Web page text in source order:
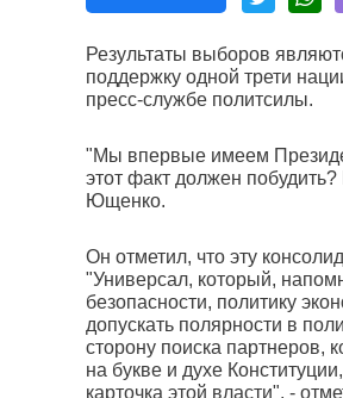
Результаты выборов
поддержку одной трети
пресс-службе политсилы.
"Мы впервые имеем
этот факт должен
Ющенко.
Он отметил, что эту
"Универсал, который,
безопасности, политику
допускать полярности в
сторону поиска партнеров,
на букве и духе
карточка этой власти", -